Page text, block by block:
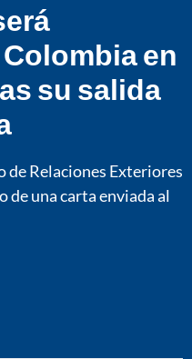
en
su salida
Relaciones Exteriores
de una carta enviada al